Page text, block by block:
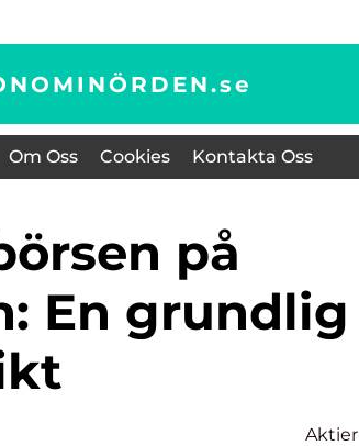
se
Om Oss Cookies Kontakta Oss
En grundlig
Aktier